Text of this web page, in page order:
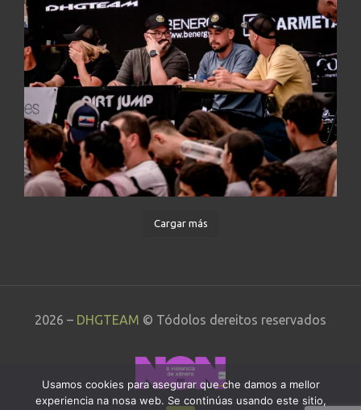
Cargar más
2026 – DHGTEAM © Tódolos dereitos reservados
Usamos cookies para asegurar que che damos a mellor
experiencia na nosa web. Se continúas usando este sitio,